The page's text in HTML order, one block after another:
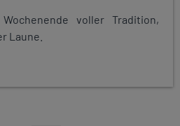
voller Tradition,
Laune.